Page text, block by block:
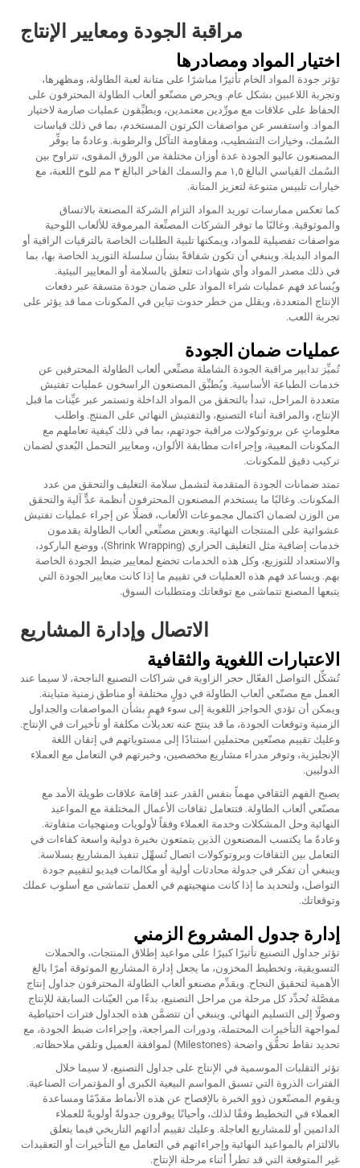
مراقبة الجودة ومعايير الإنتاج
اختيار المواد ومصادرها
تؤثر جودة المواد الخام تأثيرًا مباشرًا على متانة لعبة الطاولة، ومظهرها،
وتجربة اللاعبين بشكل عام. ويحرص مصنّعو ألعاب الطاولة المحترفون على
الحفاظ على علاقات مع مورِّدين معتمدين، ويطبِّقون عمليات صارمة لاختيار
المواد. واستفسر عن مواصفات الكرتون المستخدم، بما في ذلك قياسات
السُمك، وخيارات التشطيب، ومقاومة التآكل والرطوبة. وعادةً ما يوفِّر
المصنعون عاليو الجودة عدة أوزان مختلفة من الورق المقوى، تتراوح بين
السُمك القياسي البالغ ١,٥ مم والسمك الفاخر البالغ ٣ مم للوح اللعبة، مع
خيارات تلبيس متنوعة لتعزيز المتانة.
كما تعكس ممارسات توريد المواد التزام الشركة المصنعة بالاتساق
والموثوقية. وغالبًا ما توفر الشركات المصنِّعة المرموقة للألعاب اللوحية
مواصفات تفصيلية للمواد، ويمكنها تلبية الطلبات الخاصة بالترقيات الراقية أو
المواد البديلة. وينبغي أن تكون شفافةً بشأن سلسلة التوريد الخاصة بها، بما
في ذلك مصدر المواد وأي شهادات تتعلق بالسلامة أو المعايير البيئية.
ويُساعد فهم عمليات شراء المواد على ضمان جودة متسقة عبر دفعات
الإنتاج المتعددة، ويقلل من خطر حدوث تباين في المكونات مما قد يؤثر على
تجربة اللعب.
عمليات ضمان الجودة
تُميِّز تدابير مراقبة الجودة الشاملة مصنِّعي ألعاب الطاولة المحترفين عن
خدمات الطباعة الأساسية. ويُطبِّق المصنعون الراسخون عمليات تفتيش
متعددة المراحل، تبدأ بالتحقق من المواد الداخلة وتستمر عبر عيِّنات ما قبل
الإنتاج، والمراقبة أثناء التصنيع، والتفتيش النهائي على المنتج. واطلب
معلوماتٍ عن بروتوكولات مراقبة جودتهم، بما في ذلك كيفية تعاملهم مع
المكونات المعيبة، وإجراءات مطابقة الألوان، ومعايير التحمل البُعدي لضمان
تركيب دقيق للمكونات.
تمتد ضمانات الجودة المتقدمة لتشمل سلامة التغليف والتحقق من عدد
المكونات. وغالبًا ما يستخدم المصنعون المحترفون أنظمة عدٍّ آلية والتحقق
من الوزن لضمان اكتمال مجموعات الألعاب، فضلًا عن إجراء عمليات تفتيش
عشوائية على المنتجات النهائية. وبعض مصنِّعي ألعاب الطاولة يقدمون
خدمات إضافية مثل التغليف الحراري (Shrink Wrapping)، ووضع الباركود،
والاستعداد للتوزيع، وكل هذه الخدمات تخضع لمعايير ضبط الجودة الخاصة
بهم. ويساعد فهم هذه العمليات في تقييم ما إذا كانت معايير الجودة التي
يتبعها المصنع تتماشى مع توقعاتك ومتطلبات السوق.
الاتصال وإدارة المشاريع
الاعتبارات اللغوية والثقافية
تُشكِّل التواصل الفعّال حجر الزاوية في شراكات التصنيع الناجحة، لا سيما عند
العمل مع مصنّعي ألعاب الطاولة في دولٍ مختلفة أو مناطق زمنية متباينة.
ويمكن أن تؤدي الحواجز اللغوية إلى سوء فهمٍ بشأن المواصفات والجداول
الزمنية وتوقعات الجودة، ما قد ينتج عنه تعديلات مكلفة أو تأخيرات في الإنتاج.
وعليك تقييم مصنّعين محتملين استنادًا إلى مستوياتهم في إتقان اللغة
الإنجليزية، وتوفر مدراء مشاريع مخصصين، وخبرتهم في التعامل مع العملاء
الدوليين.
يصبح الفهم الثقافي مهماً بنفس القدر عند إقامة علاقات طويلة الأمد مع
مصنّعي ألعاب الطاولة. فتتعامل ثقافات الأعمال المختلفة مع المواعيد
النهائية وحل المشكلات وخدمة العملاء وفقاً لأولويات ومنهجيات متفاوتة.
وعادةً ما يكتسب المصنعون الذين يتمتعون بخبرة دولية واسعة كفاءات في
التعامل بين الثقافات وبروتوكولات اتصال تُسهِّل تنفيذ المشاريع بسلاسة.
وينبغي أن تفكر في جدولة محادثات أولية أو مكالمات فيديو لتقييم جودة
التواصل، ولتحديد ما إذا كانت منهجيتهم في العمل تتماشى مع أسلوب عملك
وتوقعاتك.
إدارة جدول المشروع الزمني
تؤثر جداول التصنيع تأثيرًا كبيرًا على مواعيد إطلاق المنتجات، والحملات
التسويقية، وتخطيط المخزون، ما يجعل إدارة المشاريع الموثوقة أمرًا بالغ
الأهمية لتحقيق النجاح. ويقدِّم مصنعو ألعاب الطاولة المحترفون جداول إنتاج
مفصَّلة تُحدِّد كل مرحلة من مراحل التصنيع، بدءًا من العيّنات السابقة للإنتاج
وصولًا إلى التسليم النهائي. وينبغي أن تتضمَّن هذه الجداول فترات احتياطية
لمواجهة التأخيرات المحتملة، ودورات المراجعة، وإجراءات ضبط الجودة، مع
تحديد نقاط تحقُّق واضحة (Milestones) لموافقة العميل وتلقي ملاحظاته.
تؤثر التقلبات الموسمية في الإنتاج على جداول التصنيع، لا سيما خلال
الفترات الذروة التي تسبق المواسم البيعية الكبرى أو المؤتمرات الصناعية.
ويقوم المصنّعون ذوو الخبرة بالإفصاح عن هذه الأنماط مقدّمًا ومساعدة
العملاء في التخطيط وفقًا لذلك، وأحيانًا يوفرون جدولةً أولويةً للعملاء
الدائمين أو للمشاريع العاجلة. وعليك تقييم أدائهم التاريخي فيما يتعلق
بالالتزام بالمواعيد النهائية وإجراءاتهم في التعامل مع التأخيرات أو التعقيدات
غير المتوقعة التي قد تطرأ أثناء مرحلة الإنتاج.